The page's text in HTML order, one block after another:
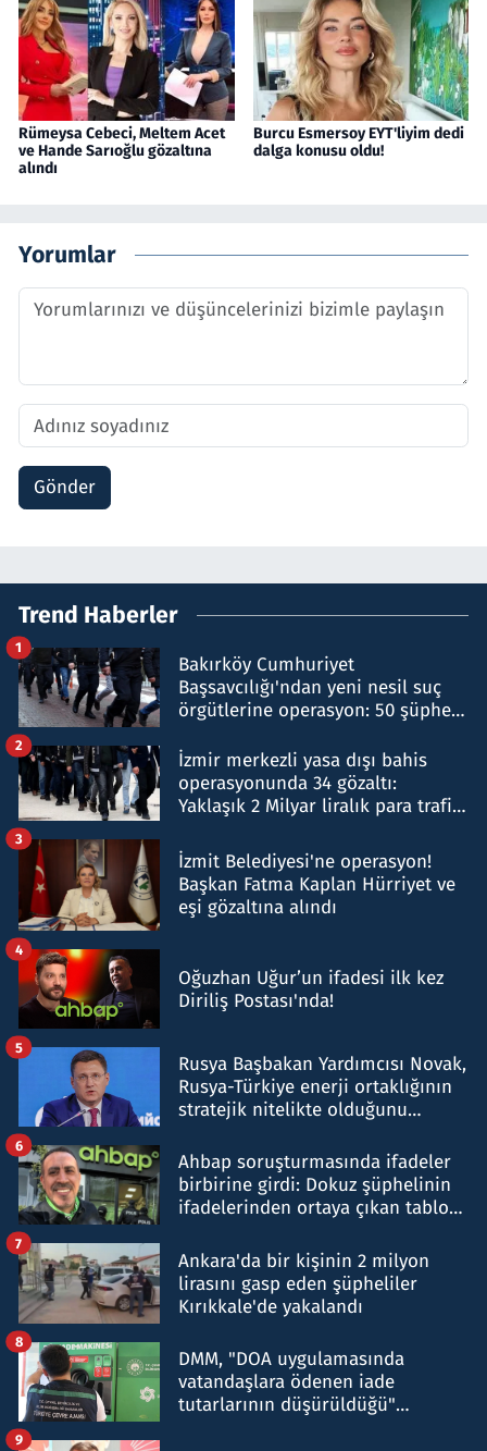
Rümeysa Cebeci, Meltem Acet
ve Hande Sarıoğlu gözaltına
alındı
Burcu Esmersoy EYT'liyim dedi
dalga konusu oldu!
Yorumlar
Gönder
Trend Haberler
Bakırköy Cumhuriyet
Başsavcılığı'ndan yeni nesil suç
örgütlerine operasyon: 50 şüpheli
1
İzmir merkezli yasa dışı bahis
operasyonunda 34 gözaltı:
Yaklaşık 2 Milyar liralık para trafiği
2
İzmit Belediyesi'ne operasyon!
Başkan Fatma Kaplan Hürriyet ve
eşi gözaltına alındı
3
Oğuzhan Uğur’un ifadesi ilk kez
Diriliş Postası'nda!
4
Rusya Başbakan Yardımcısı Novak,
Rusya-Türkiye enerji ortaklığının
stratejik nitelikte olduğunu
5
Ahbap soruşturmasında ifadeler
birbirine girdi: Dokuz şüphelinin
ifadelerinden ortaya çıkan tablo
6
Ankara'da bir kişinin 2 milyon
lirasını gasp eden şüpheliler
Kırıkkale'de yakalandı
7
DMM, "DOA uygulamasında
vatandaşlara ödenen iade
tutarlarının düşürüldüğü"
8
9